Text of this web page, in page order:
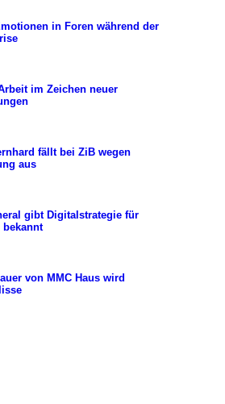
in Foren während der
im Zeichen neuer
fällt bei ZiB wegen
aus
gibt Digitalstrategie für
bekannt
von MMC Haus wird